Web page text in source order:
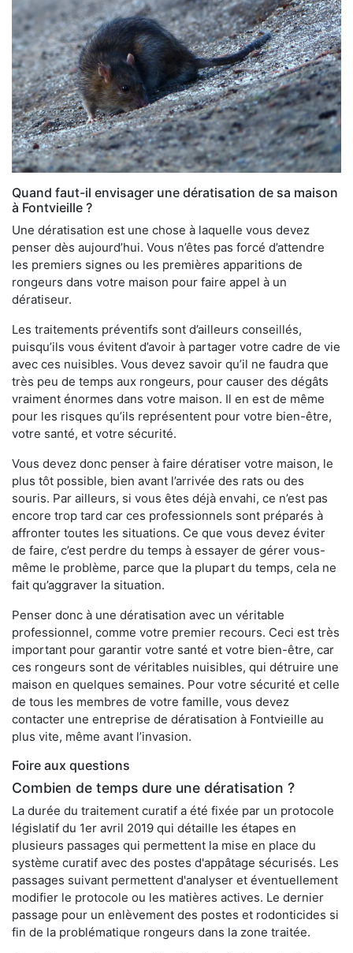
Quand faut-il envisager une dératisation de sa maison
à Fontvieille ?
Une dératisation est une chose à laquelle vous devez
penser dès aujourd’hui. Vous n’êtes pas forcé d’attendre
les premiers signes ou les premières apparitions de
rongeurs dans votre maison pour faire appel à un
dératiseur.
Les traitements préventifs sont d’ailleurs conseillés,
puisqu’ils vous évitent d’avoir à partager votre cadre de vie
avec ces nuisibles. Vous devez savoir qu’il ne faudra que
très peu de temps aux rongeurs, pour causer des dégâts
vraiment énormes dans votre maison. Il en est de même
pour les risques qu’ils représentent pour votre bien-être,
votre santé, et votre sécurité.
Vous devez donc penser à faire dératiser votre maison, le
plus tôt possible, bien avant l’arrivée des rats ou des
souris. Par ailleurs, si vous êtes déjà envahi, ce n’est pas
encore trop tard car ces professionnels sont préparés à
affronter toutes les situations. Ce que vous devez éviter
de faire, c’est perdre du temps à essayer de gérer vous-
même le problème, parce que la plupart du temps, cela ne
fait qu’aggraver la situation.
Penser donc à une dératisation avec un véritable
professionnel, comme votre premier recours. Ceci est très
important pour garantir votre santé et votre bien-être, car
ces rongeurs sont de véritables nuisibles, qui détruire une
maison en quelques semaines. Pour votre sécurité et celle
de tous les membres de votre famille, vous devez
contacter une entreprise de dératisation à Fontvieille au
plus vite, même avant l’invasion.
Foire aux questions
Combien de temps dure une dératisation ?
La durée du traitement curatif a été fixée par un protocole
législatif du 1er avril 2019 qui détaille les étapes en
plusieurs passages qui permettent la mise en place du
système curatif avec des postes d'appâtage sécurisés. Les
passages suivant permettent d'analyser et éventuellement
modifier le protocole ou les matières actives. Le dernier
passage pour un enlèvement des postes et rodonticides si
fin de la problématique rongeurs dans la zone traitée.